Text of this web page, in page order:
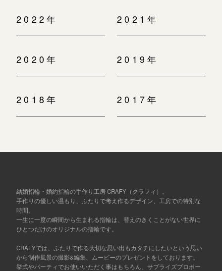
2022年 2021年
2020年 2019年
2018年 2017年
結婚指輪・婚約指輪の手作り工房 CRAFY（クラフィ）。
手作りの優しい温もり、ふたりで考え作るデザイン、工房での特別な
時間。
一生に一度の瞬間から生まれる指輪は、替えのきくことがない世界に
ひとつだけのオリジナルの指輪です。
CRAFYでは、ふたりで作る大切な思い出もカタチにしたいという思い
から制作風景の撮影&編集、ムービーのプレゼントをしております。
挙式やパーティでお使いいただく事はもちろん、サプライズプロポー